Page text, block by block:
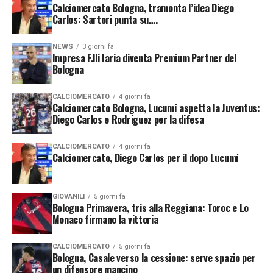
Un legame fondato sui valori del
territorio
Alla base dell’accordo tra il Bologna e Impresa Edile F.lli
Iaria ci sono valori come affidabilità, competenza,
spirito di squadra e senso di appartenenza alla città.
Per una realtà imprenditoriale bolognese, sostenere il
club rossoblù significa legare il proprio nome a uno dei
principali simboli sportivi e sociali del territorio. Allo
stesso tempo, per il Bologna poter contare su partner
locali rappresenta un elemento importante per
consolidare il rapporto con il tessuto economico della
città.
Luca e Giovanni Iaria, titolari dell’azienda, hanno
espresso grande soddisfazione per il rinnovo. I due
imprenditori hanno sottolineato l’orgoglio di poter
Calciomercato Bologna, tramonta l’idea Diego
Carlos: Sartori punta su….
NEWS 3 giorni fa
Impresa F.lli Iaria diventa Premium Partner del
Bologna
CALCIOMERCATO 4 giorni fa
Calciomercato Bologna, Lucumí aspetta la Juventus:
Diego Carlos e Rodriguez per la difesa
CALCIOMERCATO 4 giorni fa
Calciomercato, Diego Carlos per il dopo Lucumí
GIOVANILI 5 giorni fa
Bologna Primavera, tris alla Reggiana: Toroc e Lo
Monaco firmano la vittoria
CALCIOMERCATO 5 giorni fa
Bologna, Casale verso la cessione: serve spazio per
un difensore mancino